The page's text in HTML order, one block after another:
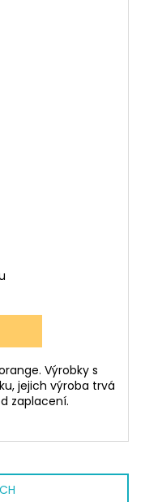
Výrobky s
jejich výroba trvá
zaplacení.